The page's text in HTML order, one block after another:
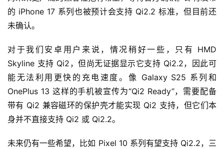
的 iPhone 17 系列也被预计会支持 Qi2.2 标准，但目前还
未确认。
对于我们安卓用户来说，情况稍好一些，只有 HMD
Skyline 支持 Qi2，但尚无证据显示它支持 Qi2.2，因此可
能无法利用更快的充电速度。像 Galaxy S25 系列和
OnePlus 13 这样的手机被宣传为“Qi2 Ready”，需要配备
带有 Qi2 兼容磁环的保护壳才能实现 Qi2 支持，但它们本
身并不直接支持 Qi2 或 Qi2.2。
未来仍有一些希望，比如 Pixel 10 系列有望支持 Qi2.2，三